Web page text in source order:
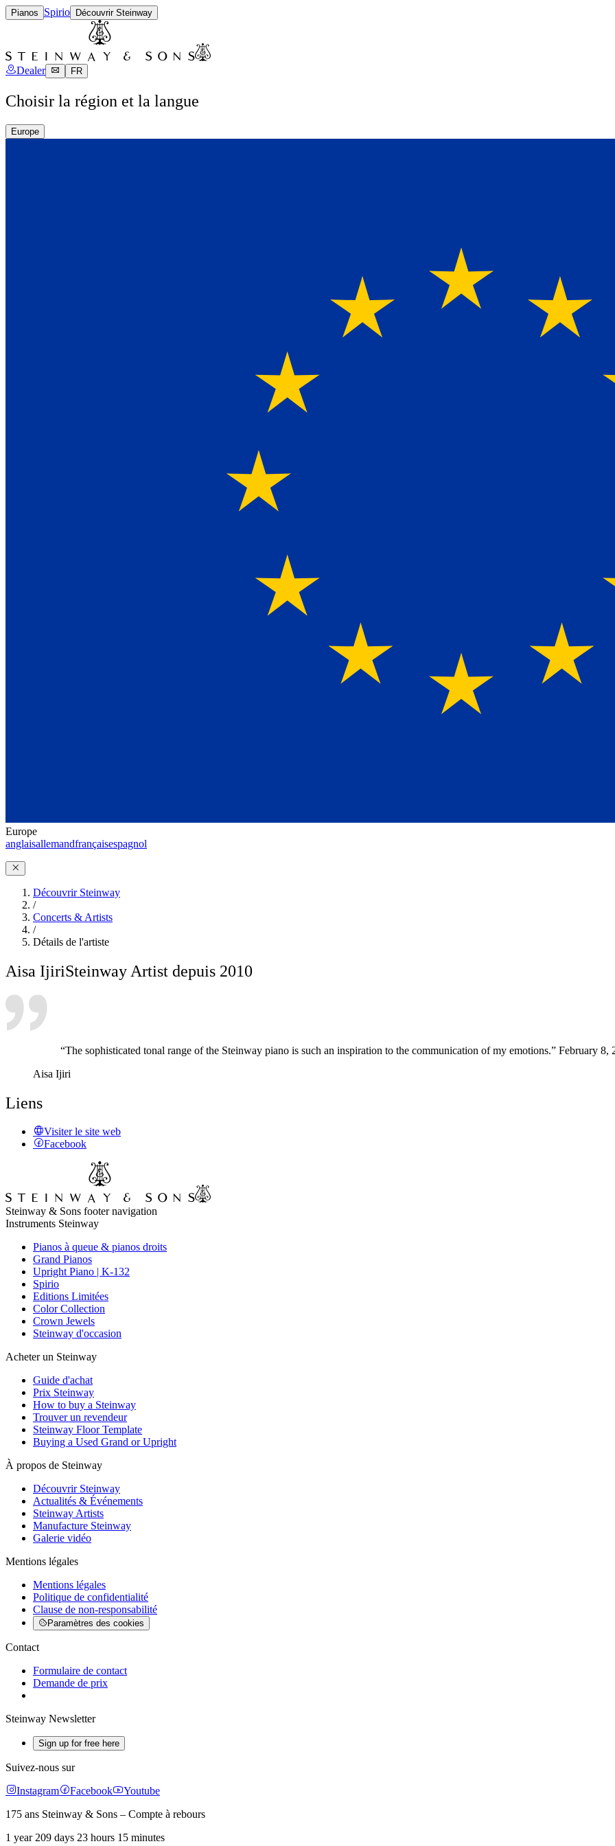
Pianos Spirio Découvrir Steinway
Dealer FR
Choisir la région et la langue
Europe
Europe
anglaisallemandfrançaisespagnol
Découvrir Steinway
/
Concerts & Artists
/
Détails de l'artiste
Aisa IjiriSteinway Artist depuis 2010
“The sophisticated tonal range of the Steinway piano is such an inspiration to the communication of my emotions.” February 8,
Aisa Ijiri
Liens
Visiter le site web
Facebook
Steinway & Sons footer navigation
Instruments Steinway
Pianos à queue & pianos droits
Grand Pianos
Upright Piano | K-132
Spirio
Editions Limitées
Color Collection
Crown Jewels
Steinway d'occasion
Acheter un Steinway
Guide d'achat
Prix Steinway
How to buy a Steinway
Trouver un revendeur
Steinway Floor Template
Buying a Used Grand or Upright
À propos de Steinway
Découvrir Steinway
Actualités & Événements
Steinway Artists
Manufacture Steinway
Galerie vidéo
Mentions légales
Mentions légales
Politique de confidentialité
Clause de non-responsabilité
Paramètres des cookies
Contact
Formulaire de contact
Demande de prix
Steinway Newsletter
Sign up for free here
Suivez-nous sur
Instagram
Facebook
Youtube
175 ans Steinway & Sons – Compte à rebours
1 year 209 days 23 hours 15 minutes